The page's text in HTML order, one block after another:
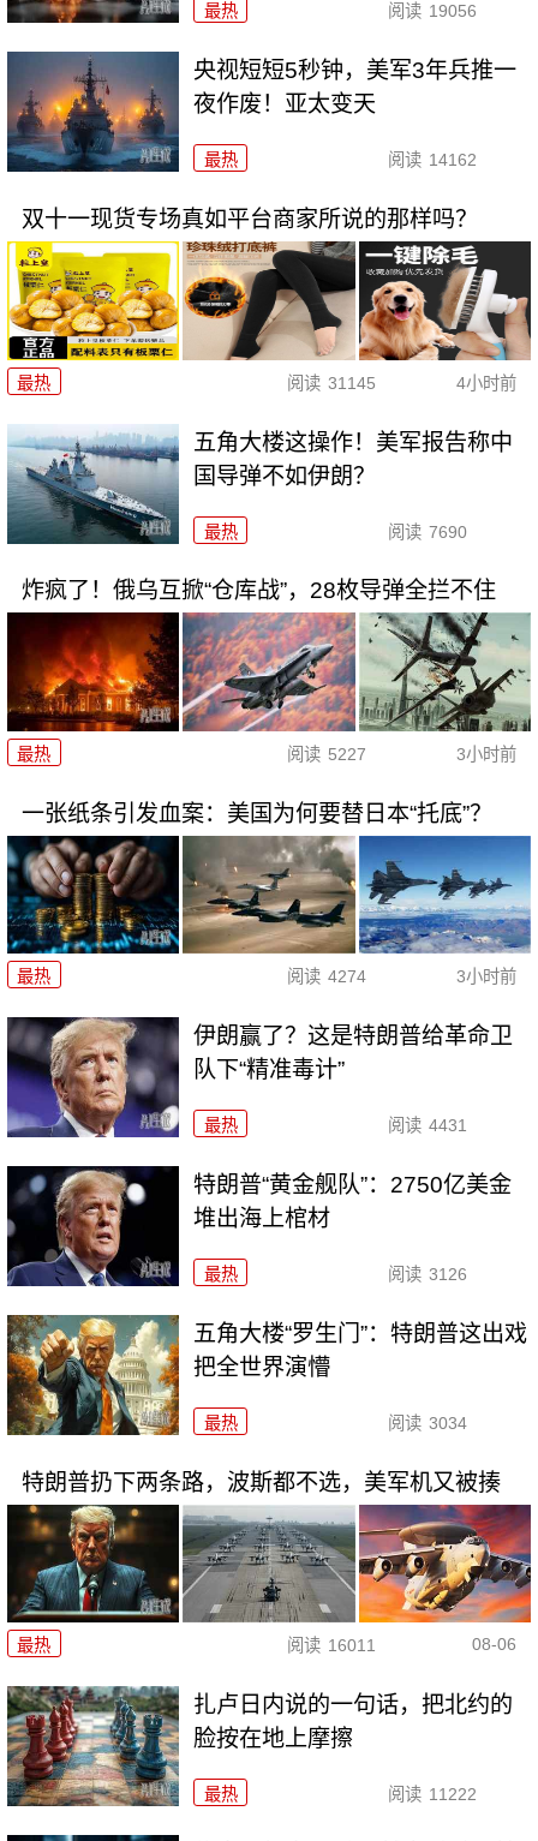
最热 阅读 19056
央视短短5秒钟，美军3年兵推一
夜作废！亚太变天
最热 阅读 14162
双十一现货专场真如平台商家所说的那样吗？
最热 阅读 31145 4小时前
五角大楼这操作！美军报告称中
国导弹不如伊朗？
最热 阅读 7690
炸疯了！俄乌互掀“仓库战”，28枚导弹全拦不住
最热 阅读 5227 3小时前
一张纸条引发血案：美国为何要替日本“托底”？
最热 阅读 4274 3小时前
伊朗赢了？这是特朗普给革命卫
队下“精准毒计”
最热 阅读 4431
特朗普“黄金舰队”：2750亿美金
堆出海上棺材
最热 阅读 3126
五角大楼“罗生门”：特朗普这出戏
把全世界演懵
最热 阅读 3034
特朗普扔下两条路，波斯都不选，美军机又被揍
最热 阅读 16011 08-06
扎卢日内说的一句话，把北约的
脸按在地上摩擦
最热 阅读 11222